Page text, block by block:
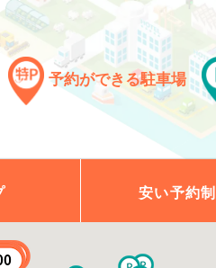
予約ができる駐車場
安い予約制